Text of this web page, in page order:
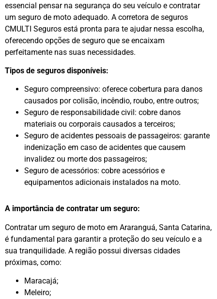
essencial pensar na segurança do seu veículo e contratar
um seguro de moto adequado. A corretora de seguros
CMULTI Seguros está pronta para te ajudar nessa escolha,
oferecendo opções de seguro que se encaixam
perfeitamente nas suas necessidades.
Tipos de seguros disponíveis:
Seguro compreensivo: oferece cobertura para danos
causados por colisão, incêndio, roubo, entre outros;
Seguro de responsabilidade civil: cobre danos
materiais ou corporais causados a terceiros;
Seguro de acidentes pessoais de passageiros: garante
indenização em caso de acidentes que causem
invalidez ou morte dos passageiros;
Seguro de acessórios: cobre acessórios e
equipamentos adicionais instalados na moto.
A importância de contratar um seguro:
Contratar um seguro de moto em Araranguá, Santa Catarina,
é fundamental para garantir a proteção do seu veículo e a
sua tranquilidade. A região possui diversas cidades
próximas, como:
Maracajá;
Meleiro;